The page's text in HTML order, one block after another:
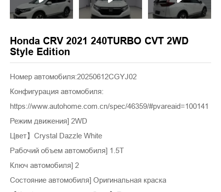
Honda CRV 2021 240TURBO CVT 2WD
Style Edition
Номер автомобиля:20250612CGYJ02
Конфигурация автомобиля:
https://www.autohome.com.cn/spec/46359/#pvareaid=100141
Режим движения] 2WD
Цвет】Crystal Dazzle White
Рабочий объем автомобиля] 1.5T
Ключ автомобиля] 2
Состояние автомобиля] Оригинальная краска